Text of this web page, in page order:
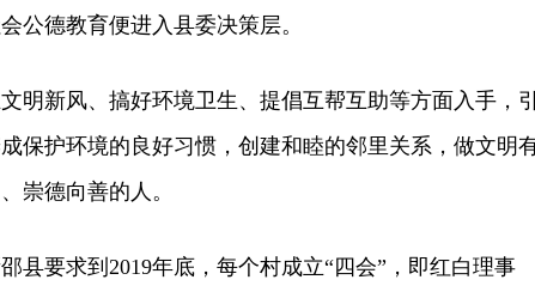
德教育便进入县委决策层。
新风、搞好环境卫生、提倡互帮互助等方面入手，
保护环境的良好习惯，创建和睦的邻里关系，做文明
崇德向善的人。
要求到2019年底，每个村成立“四会”，即红白理事